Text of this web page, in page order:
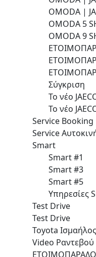
OMODA |
OMODA 5
OMODA 9
Σύγκριση
Το νέο
Το νέο
Service Booking
Service
Smart
Smart #1
Smart #3
Smart #5
Υπηρεσίες
Test Drive
Test Drive
Toyota
Video Ραντεβού